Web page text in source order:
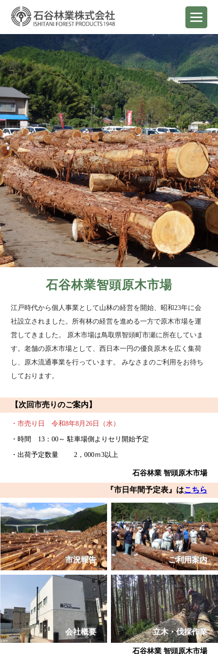
石谷林業智頭原木市場
江戸時代から個人事業として山林の経営を開始、昭和23年に会
社設立されました。所有林の経営を進める一方で原木市場を運
営してきました。 原木市場は鳥取県智頭町市瀬に所在していま
す。老舗の原木市場として、西日本一円の優良原木を広く集荷
し、原木流通事業を行っています。 みなさまのご利用をお待ち
しております。
【次回市売りのご案内】
・市売り日 令和8年8月26日（水）
・時間 13：00～ 駐車場側よりセリ開始予定
・出荷予定数量 2，000ｍ3以上
石谷林業 智頭原木市場
『市日年間予定表』はこちら
市況報告 ご利用案内
会社概要 立木・伐採作業
石谷林業 智頭原木市場